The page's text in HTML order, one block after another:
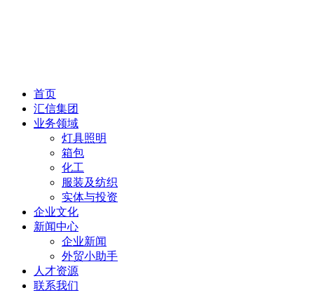
首页
汇信集团
业务领域
灯具照明
箱包
化工
服装及纺织
实体与投资
企业文化
新闻中心
企业新闻
外贸小助手
人才资源
联系我们